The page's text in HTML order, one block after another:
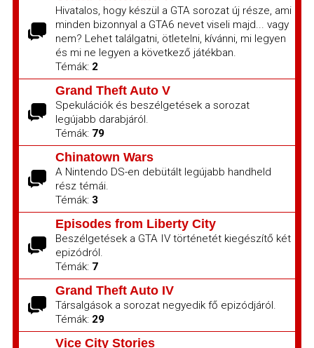
Hivatalos, hogy készül a GTA sorozat új része, ami
minden bizonnyal a GTA6 nevet viseli majd... vagy
nem? Lehet találgatni, ötletelni, kívánni, mi legyen
és mi ne legyen a következő játékban.
Témák: 2
Grand Theft Auto V
Spekulációk és beszélgetések a sorozat
legújabb darabjáról.
Témák: 79
Chinatown Wars
A Nintendo DS-en debütált legújabb handheld
rész témái.
Témák: 3
Episodes from Liberty City
Beszélgetések a GTA IV történetét kiegészítő két
epizódról.
Témák: 7
Grand Theft Auto IV
Társalgások a sorozat negyedik fő epizódjáról.
Témák: 29
Vice City Stories